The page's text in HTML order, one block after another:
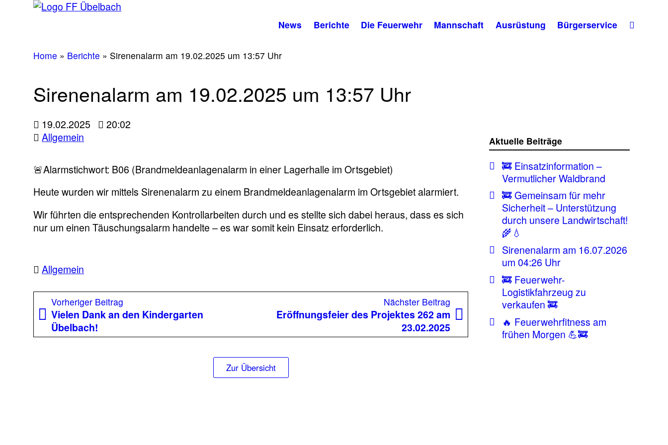
News Berichte Die Feuerwehr Mannschaft Ausrüstung Bürgerservice
Home » Berichte » Sirenenalarm am 19.02.2025 um 13:57 Uhr
Sirenenalarm am 19.02.2025 um 13:57 Uhr
19.02.2025
20:02
Allgemein
🚨Alarmstichwort: B06 (Brandmeldeanlagenalarm in einer Lagerhalle im Ortsgebiet)
Heute wurden wir mittels Sirenenalarm zu einem Brandmeldeanlagenalarm im Ortsgebiet alarmiert.
Wir führten die entsprechenden Kontrollarbeiten durch und es stellte sich dabei heraus, dass es sich
nur um einen Täuschungsalarm handelte – es war somit kein Einsatz erforderlich.
Allgemein
Beitragsnavigation
Vorheriger Beitrag
Beitrag:
Vielen Dank an den Kindergarten
Übelbach!
Nächster Beitrag
Beitrag:
Eröffnungsfeier des Projektes 262 am
23.02.2025
Zur Übersicht
Aktuelle Beiträge
🚒 Einsatzinformation –
Vermutlicher Waldbrand
🚒 Gemeinsam für mehr
Sicherheit – Unterstützung
durch unsere Landwirtschaft!
🌾💧
Sirenenalarm am 16.07.2026
um 04:26 Uhr
🚒 Feuerwehr-
Logistikfahrzeug zu
verkaufen 🚒
🔥 Feuerwehrfitness am
frühen Morgen 💪🚒